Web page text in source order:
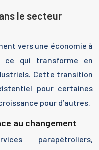
le secteur
vers une économie à
ce qui transforme en
Cette transition
pour certaines
pour d’autres.
au changement
parapétroliers,